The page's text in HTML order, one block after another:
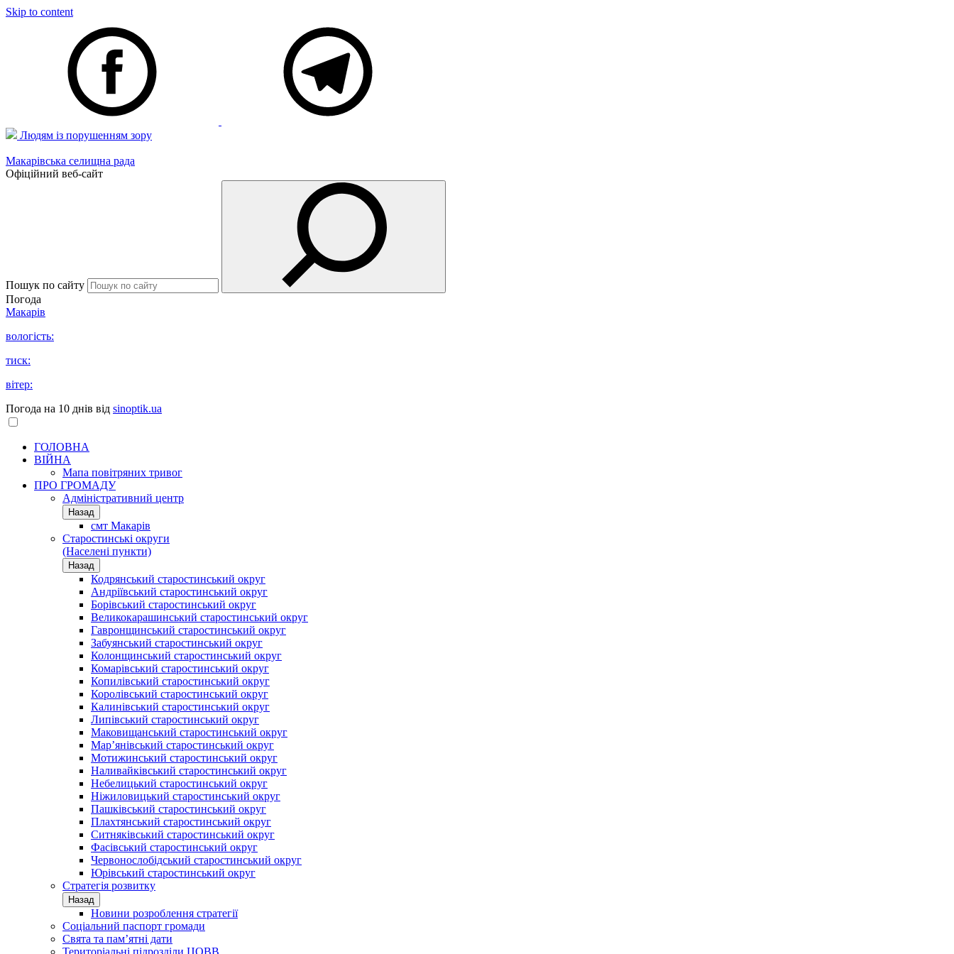
Skip to content
Людям із порушенням зору
Макарівська селищна рада
Офіційний веб-сайт
Пошук по сайту
Погода
Макарів
вологість:
тиск:
вітер:
Погода на 10 днів від sinoptik.ua
ГОЛОВНА
ВІЙНА
Мапа повітряних тривог
ПРО ГРОМАДУ
Aдміністративний центр
Назад
смт Макарів
Старостинські округи
(Населені пункти)
Назад
Кодрянський старостинський округ
Андріївський старостинський округ
Борівський старостинський округ
Великокарашинський старостинський округ
Гавронщинський старостинський округ
Забуянський старостинський округ
Колонщинський старостинський округ
Комарівський старостинський округ
Копилівський старостинський округ
Королівський старостинський округ
Калинівський старостинський округ
Липівський старостинський округ
Маковищанський старостинський округ
Мар’янівський старостинський округ
Мотижинський старостинський округ
Наливайківський старостинський округ
Небелицький старостинський округ
Ніжиловицький старостинський округ
Пашківський старостинський округ
Плахтянський старостинський округ
Ситняківський старостинський округ
Фасівський старостинський округ
Червонослобідський старостинський округ
Юрівський старостинський округ
Стратегія розвитку
Назад
Новини розроблення стратегії
Соціальний паспорт громади
Свята та пам’ятні дати
Територіальні підрозділи ЦОВВ